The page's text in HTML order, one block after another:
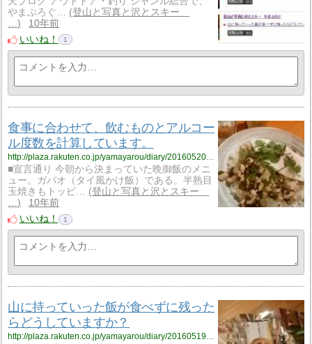
やまぶろぐ…
登山と写真と沢とスキー
…
10年前
いいね！
1
食事に合わせて、飲むものとアルコー
ル度数を計算しています。
http://plaza.rakuten.co.jp/yamayarou/diary/201605200000/
■宣言通り 今朝から決まっていた晩御飯のメニ
ュー。ガパオ（タイ風かけ飯）である。半熟目
玉焼きもトッピ…
登山と写真と沢とスキー
…
10年前
いいね！
1
山に持っていった飯が食べずに残った
らどうしていますか？
http://plaza.rakuten.co.jp/yamayarou/diary/201605190000/